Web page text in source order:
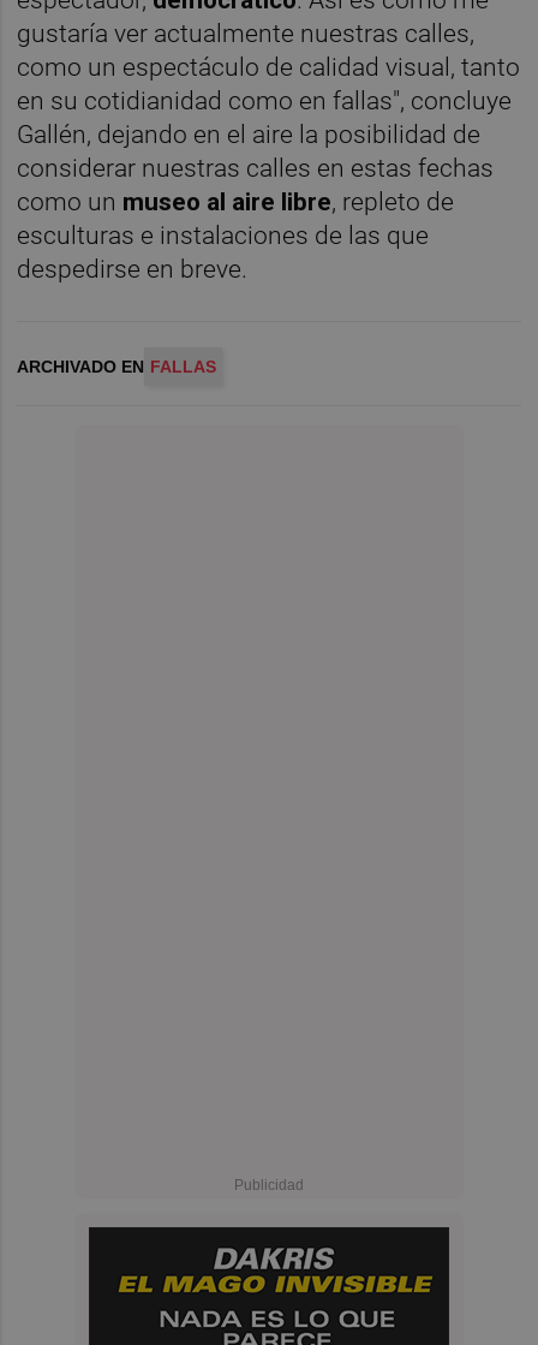
gustaría ver actualmente nuestras calles,
como un espectáculo de calidad visual, tanto
en su cotidianidad como en fallas", concluye
Gallén, dejando en el aire la posibilidad de
considerar nuestras calles en estas fechas
como un museo al aire libre, repleto de
esculturas e instalaciones de las que
despedirse en breve.
ARCHIVADO EN FALLAS